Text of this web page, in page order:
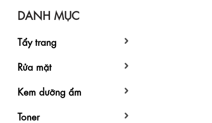
DANH MỤC
Tẩy trang
Rửa mặt
Kem dưỡng ẩm
Toner